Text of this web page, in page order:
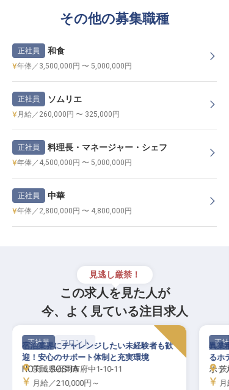
その他の募集職種
正社員 和食
年俸／3,500,000円 〜 5,000,000円
正社員 ソムリエ
月給／260,000円 〜 325,000円
正社員 料理長・マネージャー・シェフ
年俸／4,500,000円 〜 5,000,000円
正社員 中華
年俸／2,800,000円 〜 4,800,000円
見逃し厳禁！
この求人を見た人が
今、よく見ている注目求人
正社員 フロント
HOTEL SOSHA
宿泊業界にチャレンジしたい未経験者も歓
迎！安心のサポート体制と充実環境
茨城県石岡市府中1-10-11
月給／210,000円～
正社
ホテ
異業
るホ
茨